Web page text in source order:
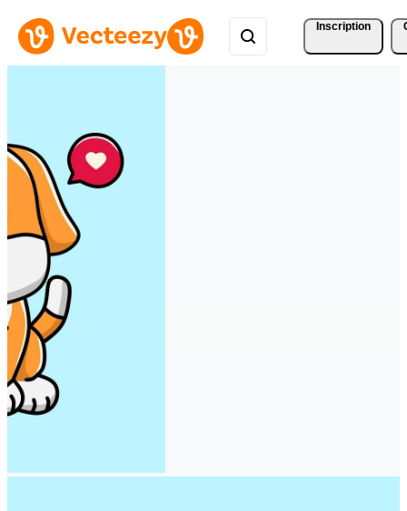
Inscription